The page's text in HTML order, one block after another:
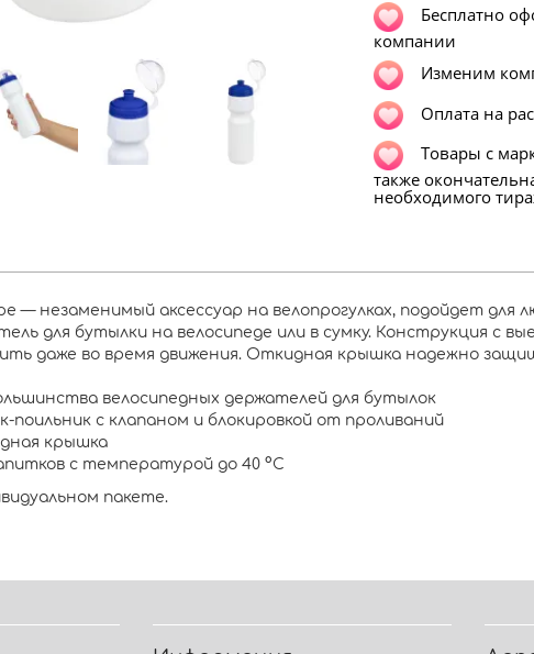
Бесплатно
компании
Изменим
Оплата на
Товары с
также
необходимого
— незаменимый аксессуар на велопрогулках, подойдет для
для бутылки на велосипеде или в сумку. Конструкция с
даже во время движения. Откидная крышка надежно
велосипедных держателей для бутылок
поильник с клапаном и блокировкой от проливаний
крышка
с температурой до 40 °C
пакете.